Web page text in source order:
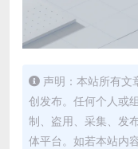
声明：本站所有文
创发布。任何个人或
制、盗用、采集、发
体平台。如若本站内